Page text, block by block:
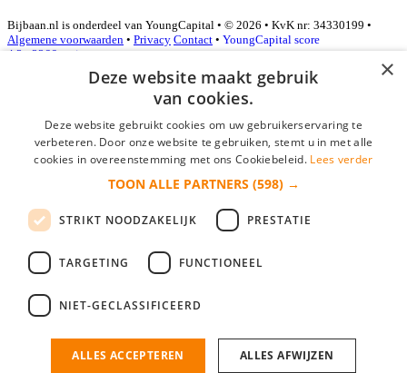
Bijbaan.nl is onderdeel van YoungCapital • © 2026 • KvK nr: 34330199 •
Algemene voorwaarden • Privacy Contact • YoungCapital score
4.3 - 3366 reviews
Inloggen als bedrijf
*
login gegevens onthouden
login
Bedrijf aanmelden
nieuwe collega/werknemer zo gevonden!
×
Deze website maakt gebruik
van cookies.
Deze website gebruikt cookies om uw gebruikerservaring te
verbeteren. Door onze website te gebruiken, stemt u in met alle
cookies in overeenstemming met ons Cookiebeleid. Lees verder
TOON ALLE PARTNERS (598) →
STRIKT NOODZAKELIJK PRESTATIE
TARGETING FUNCTIONEEL
NIET-GECLASSIFICEERD
ALLES ACCEPTEREN ALLES AFWIJZEN